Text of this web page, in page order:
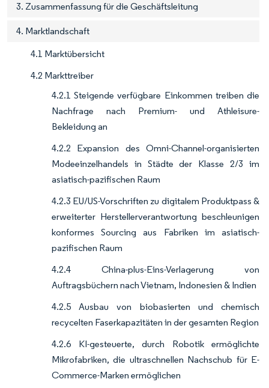
3. Zusammenfassung für die Geschäftsleitung
4. Marktlandschaft
4.1 Marktübersicht
4.2 Markttreiber
4.2.1 Steigende verfügbare Einkommen treiben die
Nachfrage nach Premium- und Athleisure-
Bekleidung an
4.2.2 Expansion des Omni-Channel-organisierten
Modeeinzelhandels in Städte der Klasse 2/3 im
asiatisch-pazifischen Raum
4.2.3 EU/US-Vorschriften zu digitalem Produktpass &
erweiterter Herstellerverantwortung beschleunigen
konformes Sourcing aus Fabriken im asiatisch-
pazifischen Raum
4.2.4 China-plus-Eins-Verlagerung von
Auftragsbüchern nach Vietnam, Indonesien & Indien
4.2.5 Ausbau von biobasierten und chemisch
recycelten Faserkapazitäten in der gesamten Region
4.2.6 KI-gesteuerte, durch Robotik ermöglichte
Mikrofabriken, die ultraschnellen Nachschub für E-
Commerce-Marken ermöglichen